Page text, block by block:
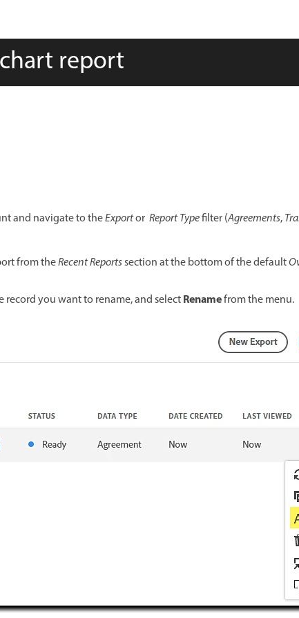
report
and navigate to theExportor Report Typefilter (Agreements,
from theRecent Reportssection at the bottom of the default
you want to rename, and selectRenamefrom the menu.